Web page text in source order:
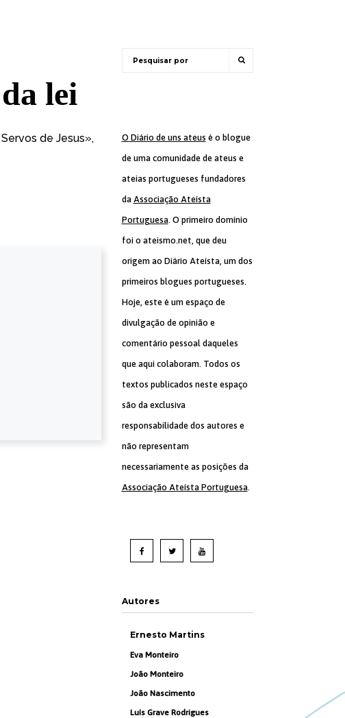
lei
de Jesus»,
O Diário de uns ateus é o blogue
de uma comunidade de ateus e
ateias portugueses fundadores
da Associação Ateísta
Portuguesa. O primeiro domínio
foi o ateismo.net, que deu
origem ao Diário Ateísta, um dos
primeiros blogues portugueses.
Hoje, este é um espaço de
divulgação de opinião e
comentário pessoal daqueles
que aqui colaboram. Todos os
textos publicados neste espaço
são da exclusiva
responsabilidade dos autores e
não representam
necessariamente as posições da
Associação Ateísta Portuguesa.
Autores
Ernesto Martins
Eva Monteiro
João Monteiro
João Nascimento
Luís Grave Rodrigues